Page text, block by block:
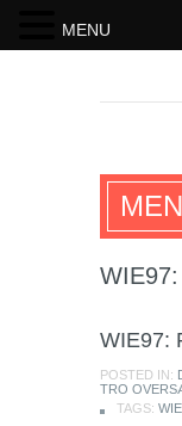
WIE97:
POSTED IN:
TRO
TAGS:
MENU